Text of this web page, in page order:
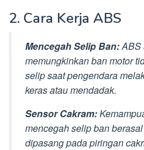
2. Cara Kerja ABS
Mencegah Selip Ban:ABS
memungkinkan ban motor
selip saat pengendara
keras atau mendadak.
Sensor Cakram:
mencegah selip ban
dipasang pada piringan